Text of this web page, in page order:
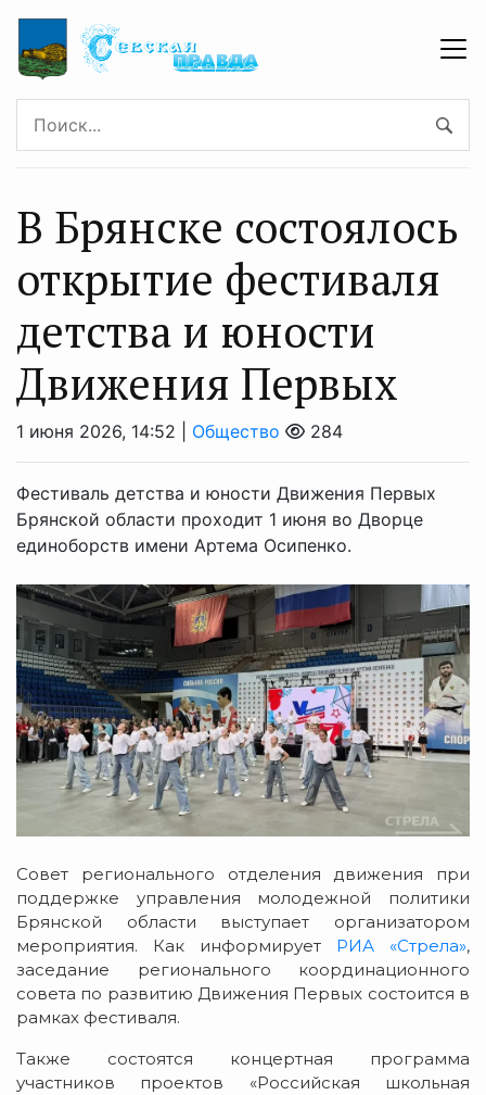
В Брянске состоялось
открытие фестиваля
детства и юности
Движения Первых
1 июня 2026, 14:52 | Общество 284
Фестиваль детства и юности Движения Первых
Брянской области проходит 1 июня во Дворце
единоборств имени Артема Осипенко.
Совет регионального отделения движения при
поддержке управления молодежной политики
Брянской области выступает организатором
мероприятия. Как информирует РИА «Стрела»,
заседание регионального координационного
совета по развитию Движения Первых состоится в
рамках фестиваля.
Также состоятся концертная программа
участников проектов «Российская школьная